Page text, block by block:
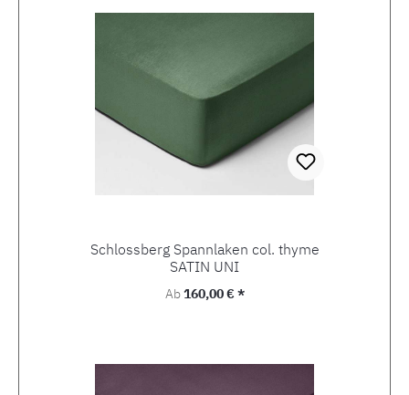
Schlossberg Spannlaken col. thyme
SATIN UNI
Regulärer Preis:
Ab160,00 € *